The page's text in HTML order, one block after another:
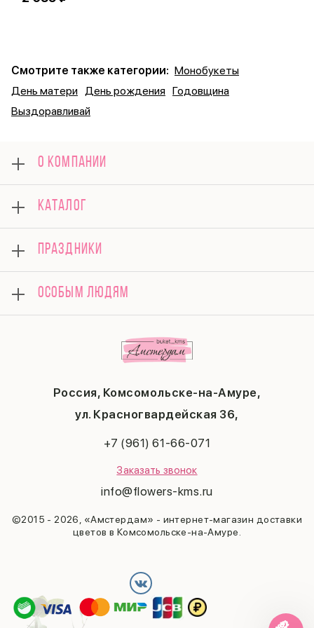
Смотрите также категории: Монобукеты
День матери День рождения Годовщина
Выздоравливай
Россия, Комсомольске-на-Амуре,
ул. Красногвардейская 36,
+7 (961) 61-66-071
Заказать звонок
info@flowers-kms.ru
©2015 - 2026, «Амстердам» - интернет-магазин доставки
цветов в Комсомольске-на-Амуре.
О КОМПАНИИ
Оплата
Отзывы
Гарантии
Доставка
Вопросы и ответы
Контакты
Соглашение на получение рекламы
КАТАЛОГ
Букеты
Композиции
Подарки
Поводы
Комбо-предложения
ПРАЗДНИКИ
14 февраля
День матери
23 февраля
Последний звонок
ОСОБЫМ ЛЮДЯМ